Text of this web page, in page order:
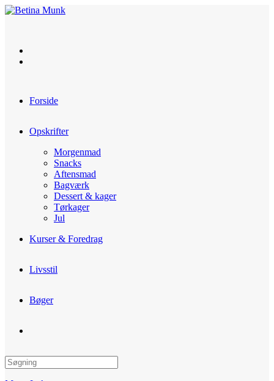
Skip
Forside
Opskrifter
Morgenmad
Snacks
Aftensmad
Bagværk
Dessert & kager
Tørkager
Jul
Kurser & Foredrag
Livsstil
Bøger
website